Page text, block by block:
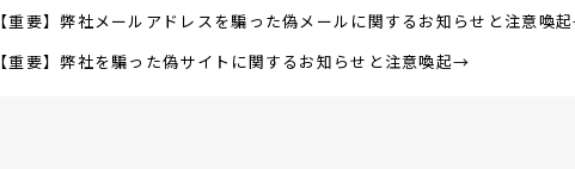
【重要】弊社メールアドレスを騙った偽メールに関するお知らせと注意喚起
【重要】弊社を騙った偽サイトに関するお知らせと注意喚起